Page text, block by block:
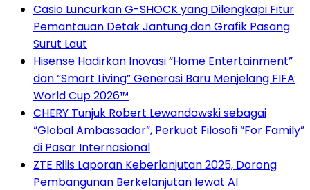
Casio Luncurkan G-SHOCK yang Dilengkapi Fitur
Pemantauan Detak Jantung dan Grafik Pasang
Surut Laut
Hisense Hadirkan Inovasi “Home Entertainment”
dan “Smart Living” Generasi Baru Menjelang FIFA
World Cup 2026™
CHERY Tunjuk Robert Lewandowski sebagai
“Global Ambassador”, Perkuat Filosofi “For Family”
di Pasar Internasional
ZTE Rilis Laporan Keberlanjutan 2025, Dorong
Pembangunan Berkelanjutan lewat AI